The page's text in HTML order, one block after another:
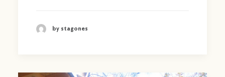
by stagones